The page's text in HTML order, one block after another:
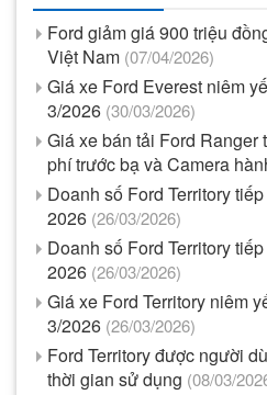
Ford giảm giá 900 triệu
Việt Nam (07/04/2026)
Giá xe Ford Everest niêm
3/2026 (30/03/2026)
Giá xe bán tải Ford Ranger
phí trước bạ và Camera
Doanh số Ford Territory
2026 (26/03/2026)
Doanh số Ford Territory
2026 (26/03/2026)
Giá xe Ford Territory niêm
3/2026 (26/03/2026)
Ford Territory được người
thời gian sử dụng (08/03/